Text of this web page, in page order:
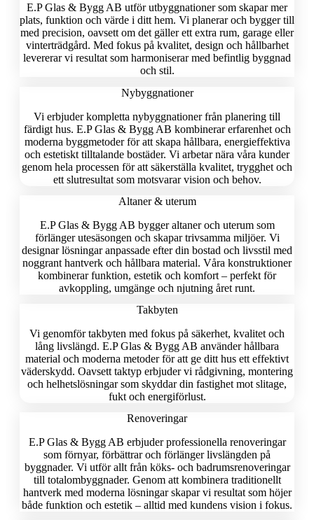
E.P Glas & Bygg AB utför utbyggnationer som skapar mer
plats, funktion och värde i ditt hem. Vi planerar och bygger till
med precision, oavsett om det gäller ett extra rum, garage eller
vinterträdgård. Med fokus på kvalitet, design och hållbarhet
levererar vi resultat som harmoniserar med befintlig byggnad
och stil.
Nybyggnationer
Vi erbjuder kompletta nybyggnationer från planering till
färdigt hus. E.P Glas & Bygg AB kombinerar erfarenhet och
moderna byggmetoder för att skapa hållbara, energieffektiva
och estetiskt tilltalande bostäder. Vi arbetar nära våra kunder
genom hela processen för att säkerställa kvalitet, trygghet och
ett slutresultat som motsvarar vision och behov.
Altaner & uterum
E.P Glas & Bygg AB bygger altaner och uterum som
förlänger utesäsongen och skapar trivsamma miljöer. Vi
designar lösningar anpassade efter din bostad och livsstil med
noggrant hantverk och hållbara material. Våra konstruktioner
kombinerar funktion, estetik och komfort – perfekt för
avkoppling, umgänge och njutning året runt.
Takbyten
Vi genomför takbyten med fokus på säkerhet, kvalitet och
lång livslängd. E.P Glas & Bygg AB använder hållbara
material och moderna metoder för att ge ditt hus ett effektivt
väderskydd. Oavsett taktyp erbjuder vi rådgivning, montering
och helhetslösningar som skyddar din fastighet mot slitage,
fukt och energiförlust.
Renoveringar
E.P Glas & Bygg AB erbjuder professionella renoveringar
som förnyar, förbättrar och förlänger livslängden på
byggnader. Vi utför allt från köks- och badrumsrenoveringar
till totalombyggnader. Genom att kombinera traditionellt
hantverk med moderna lösningar skapar vi resultat som höjer
både funktion och estetik – alltid med kundens vision i fokus.